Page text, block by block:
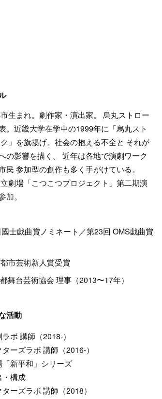
生まれ。劇作家・演出家。 烏丸ストロー
。近畿大学在学中の1999年に「烏丸スト
」を旗揚げ。社会の抱える不全と それが
の影響を描く。 近年は各地で演劇ワーク
民 参加型の創作も多く手がけている。
劇場「こつこつプロジェクト」第二期演
加。
士戯曲賞ノミネート／第23回 OMS戯曲賞
市芸術新人賞受賞
舞台芸術協会 理事（2013〜17年）
活動
ボ 講師（2018-）
ーズラボ 講師（2016-）
新平和」シリーズ
・構成
ーズラボ 講師（2018）